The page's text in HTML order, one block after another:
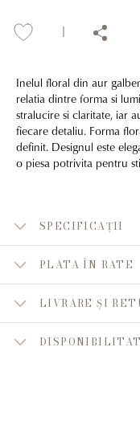
Inelul floral din aur
relatia dintre forma si
stralucire si claritate, iar
fiecare detaliu. Forma
definit. Designul este
o piesa potrivita pentru
SPECIFICAȚII
PLATA ÎN RATE
LIVRARE ȘI